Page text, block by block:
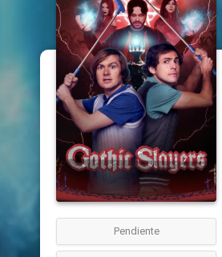
Pendiente